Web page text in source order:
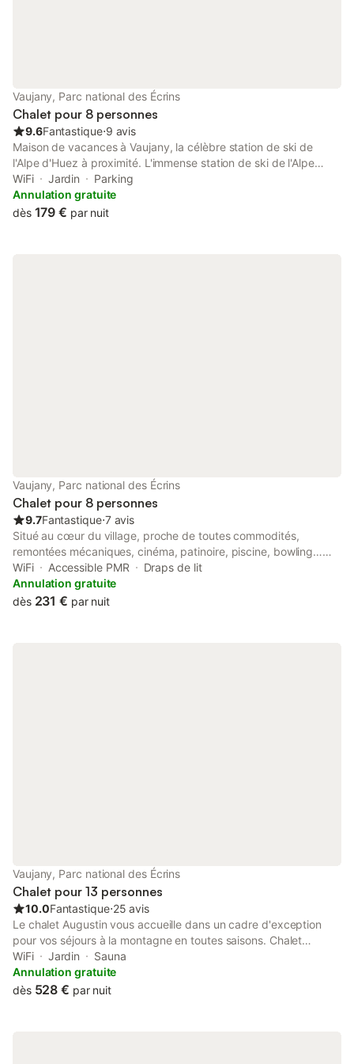
Vaujany, Parc national des Écrins
Chalet pour 8 personnes
9.6Fantastique⋅9 avis
Maison de vacances à Vaujany, la célèbre station de ski de
l'Alpe d'Huez à proximité. L'immense station de ski de l'Alpe
d'Huez bénéficie d'un total de 250 km de Skitpisten 1120-3330
m Ski / VTT / vélo de route sur la légendaire Tour de France
route !!! 8 personnes 2 Salles de bains cheminée TV Fi cuisine
WiFi Jardin
Parking
Annulation gratuite
dès 179 € par nuit
Vaujany, Parc national des Écrins
Chalet pour 8 personnes
9.7Fantastique⋅7 avis
Situé au cœur du village, proche de toutes commodités,
remontées mécaniques, cinéma, patinoire, piscine, bowling…
appartement de 80 m2 dans un chalet de montagne neuf avec
aménagement de qualité. Cuisine toute équipée (plaque vitro
céramique, four, lave vaisselle, Nespresso,...) ouverte sur pièce
WiFi Accessible PMR
Draps de lit
Annulation gratuite
dès 231 € par nuit
Vaujany, Parc national des Écrins
Chalet pour 13 personnes
10.0Fantastique⋅25 avis
Le chalet Augustin vous accueille dans un cadre d'exception
pour vos séjours à la montagne en toutes saisons. Chalet
individuel de 155m² avec une capacité (10 à 12 personnes)
situé dans la station village de Vaujany sur le grand domaine de
l'Alpe d'Huez en Oisans. Dans un cadre paisible vous saurez
WiFi Jardin
Sauna
Annulation gratuite
dès 528 € par nuit